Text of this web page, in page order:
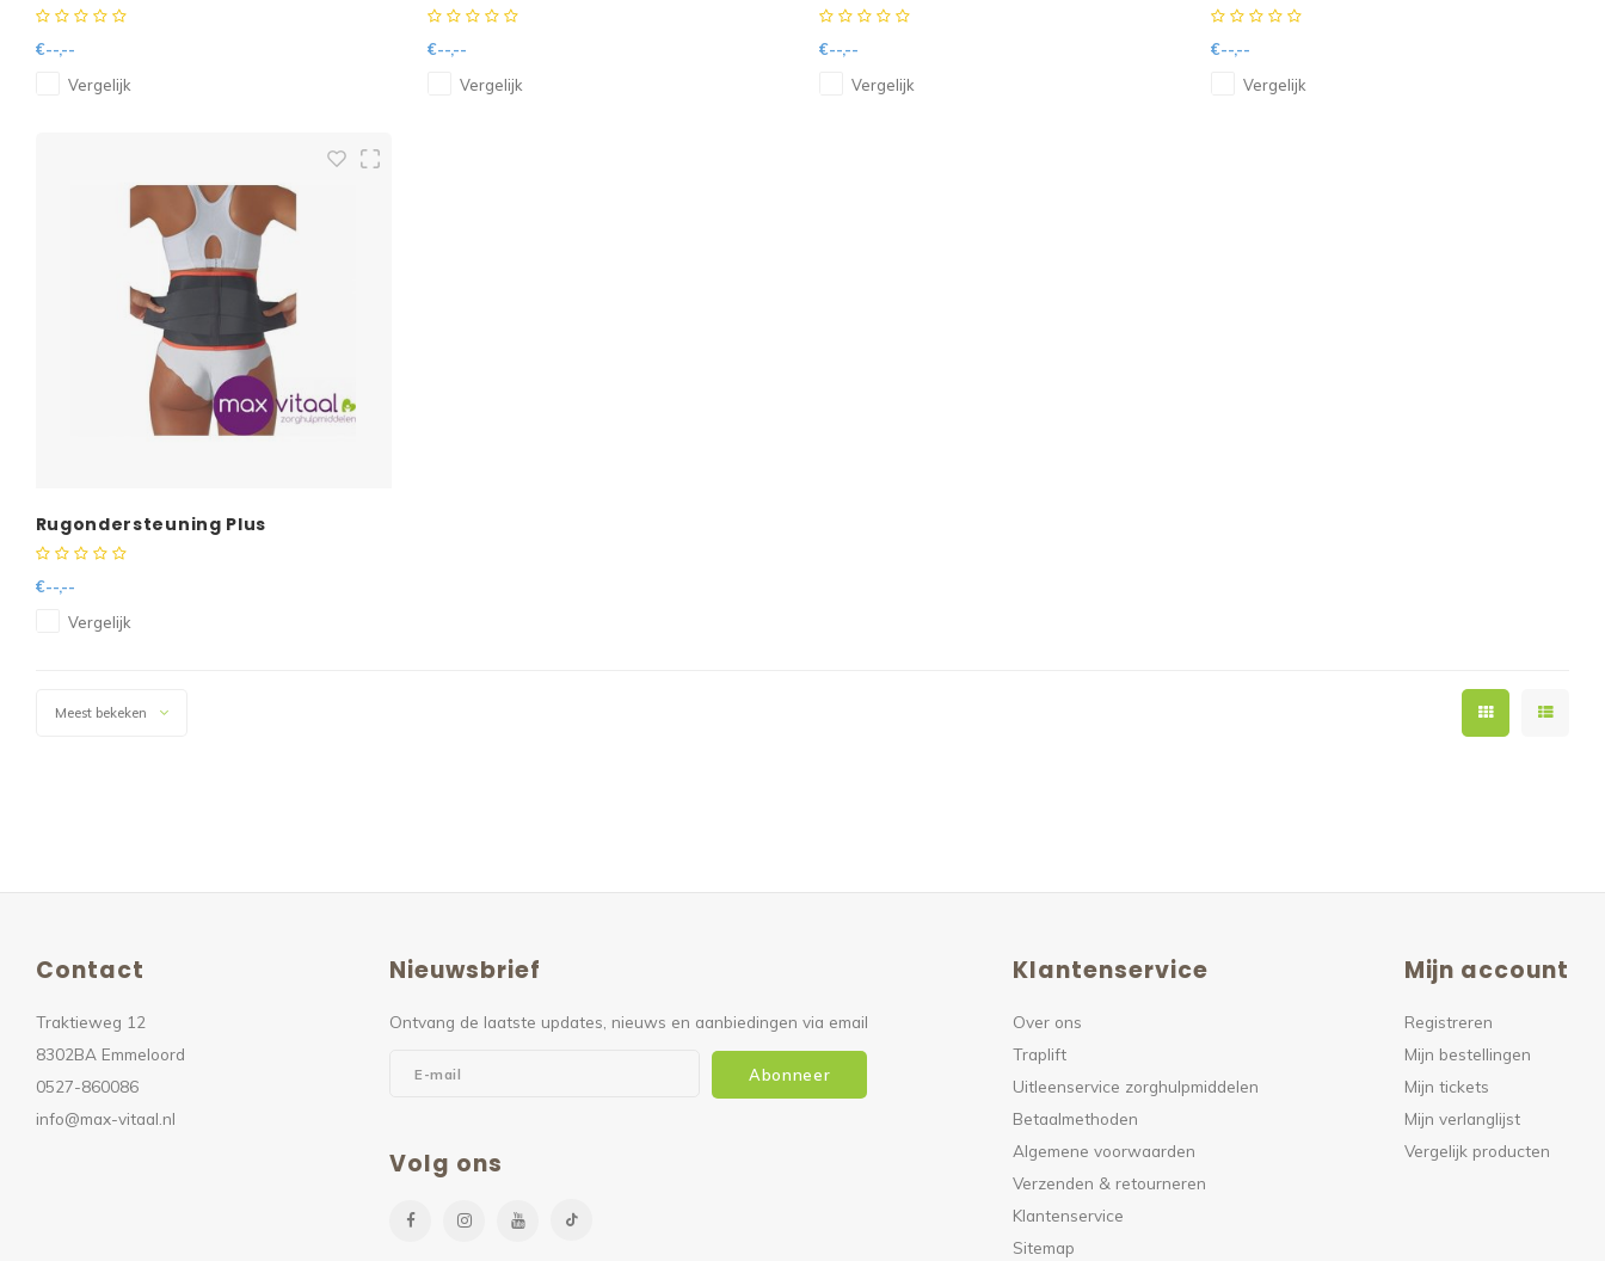
€--,--
Vergelijk
€--,--
Vergelijk
€--,--
Vergelijk
€--,--
Vergelijk
Rugondersteuning Plus
€--,--
Vergelijk
Meest bekeken
Contact
Traktieweg 12
8302BA Emmeloord
0527-860086
info@max-vitaal.nl
Nieuwsbrief
Ontvang de laatste updates, nieuws en aanbiedingen via email
Abonneer
Volg ons
Klantenservice
Over ons
Traplift
Uitleenservice zorghulpmiddelen
Betaalmethoden
Algemene voorwaarden
Verzenden & retourneren
Klantenservice
Sitemap
Mijn account
Registreren
Mijn bestellingen
Mijn tickets
Mijn verlanglijst
Vergelijk producten